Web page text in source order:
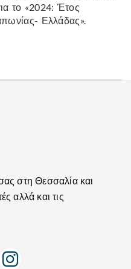
το «2024: Έτος
Ελλάδας».
στη Θεσσαλία και
αλλά και τις